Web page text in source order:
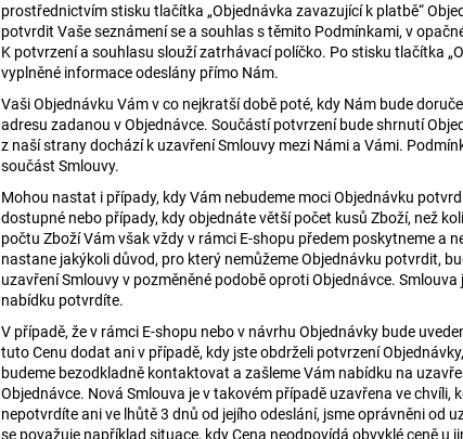
prostřednictvím stisku tlačítka „Objednávka zavazující k platbě“
potvrdit Vaše seznámení se a souhlas s těmito Podmínkami, v
K potvrzení a souhlasu slouží zatrhávací políčko. Po stisku tlačítka
vyplněné informace odeslány přímo Nám.
Vaši Objednávku Vám v co nejkratší době poté, kdy Nám bude
adresu zadanou v Objednávce. Součástí potvrzení bude shrnutí
z naší strany dochází k uzavření Smlouvy mezi Námi a Vámi.
součást Smlouvy.
Mohou nastat i případy, kdy Vám nebudeme moci Objednávku
dostupné nebo případy, kdy objednáte větší počet kusů Zboží, než
počtu Zboží Vám však vždy v rámci E-shopu předem poskytneme a
nastane jakýkoli důvod, pro který nemůžeme Objednávku potvrdit,
uzavření Smlouvy v pozměněné podobě oproti Objednávce.
nabídku potvrdíte.
V případě, že v rámci E-shopu nebo v návrhu Objednávky bude
tuto Cenu dodat ani v případě, kdy jste obdrželi potvrzení
budeme bezodkladně kontaktovat a zašleme Vám nabídku na
Objednávce. Nová Smlouva je v takovém případě uzavřena ve
nepotvrdíte ani ve lhůtě 3 dnů od jejího odeslání, jsme oprávněni od
se považuje například situace, kdy Cena neodpovídá obvyklé ceně u